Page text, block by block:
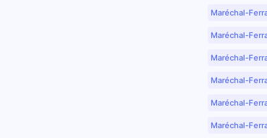
Maréchal-
Maréchal-
Maréchal-
Maréchal-
Maréchal-
Maréchal-